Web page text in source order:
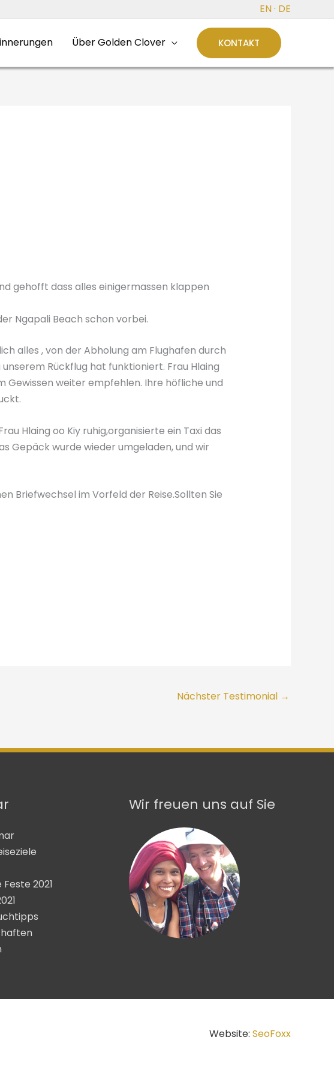
EN · DE
Über Golden Clover KONTAKT
gehofft dass alles einigermassen klappen
Ngapali Beach schon vorbei.
alles , von der Abholung am Flughafen durch
Rückflug hat funktioniert. Frau Hlaing
Gewissen weiter empfehlen. Ihre höfliche und
Hlaing oo Kiy ruhig,organisierte ein Taxi das
Gepäck wurde wieder umgeladen, und wir
Briefwechsel im Vorfeld der Reise.Sollten Sie
Nächster Testimonial →
2021
Wir freuen uns auf Sie
Website: SeoFoxx